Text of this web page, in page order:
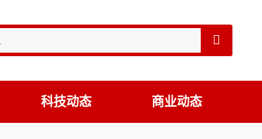
科技动态 商业动态